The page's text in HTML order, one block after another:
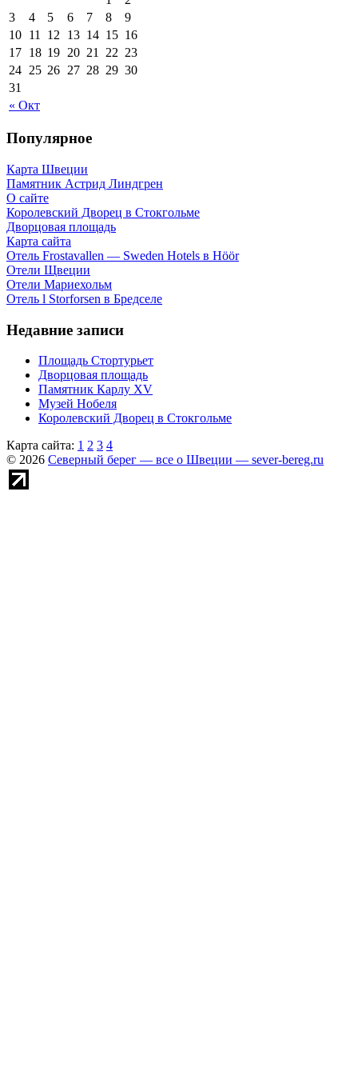
« Окт
3
4 5 6 7 8
9
10 11 12 13 14 15 16
17 18 19 20 21 22 23
24 25 26 27 28 29 30
31
Популярное
Карта Швеции
Памятник Астрид Линдгрен
О сайте
Королевский Дворец в Стокгольме
Дворцовая площадь
Карта сайта
Отель Frostavallen — Sweden Hotels в Höör
Отели Щвеции
Отели Мариехольм
Отель l Storforsen в Бредселе
Недавние записи
Площадь Стортурьет
Дворцовая площадь
Памятник Карлу XV
Музей Нобеля
Королевский Дворец в Стокгольме
Карта сайта: 1 2 3 4
© 2026 Северный берег — все о Швеции — sever-bereg.ru